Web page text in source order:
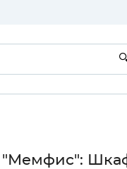
"Мемфис":